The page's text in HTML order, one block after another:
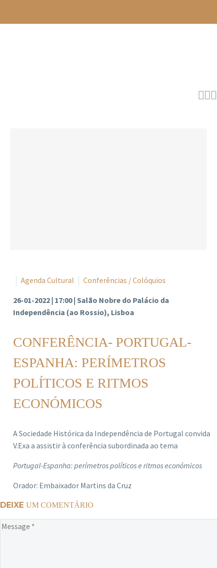

Agenda Cultural Conferências / Colóquios
26-01-2022 | 17:00 | Salão Nobre do Palácio da
Independência (ao Rossio), Lisboa
CONFERÊNCIA- PORTUGAL-
ESPANHA: PERÍMETROS
POLÍTICOS E RITMOS
ECONÓMICOS
A Sociedade Histórica da Independência de Portugal convida
V.Exa a assistir à conferência subordinada ao tema
Portugal-Espanha: perímetros políticos e ritmos económicos
Orador: Embaixador Martins da Cruz
DEIXE UM COMENTÁRIO